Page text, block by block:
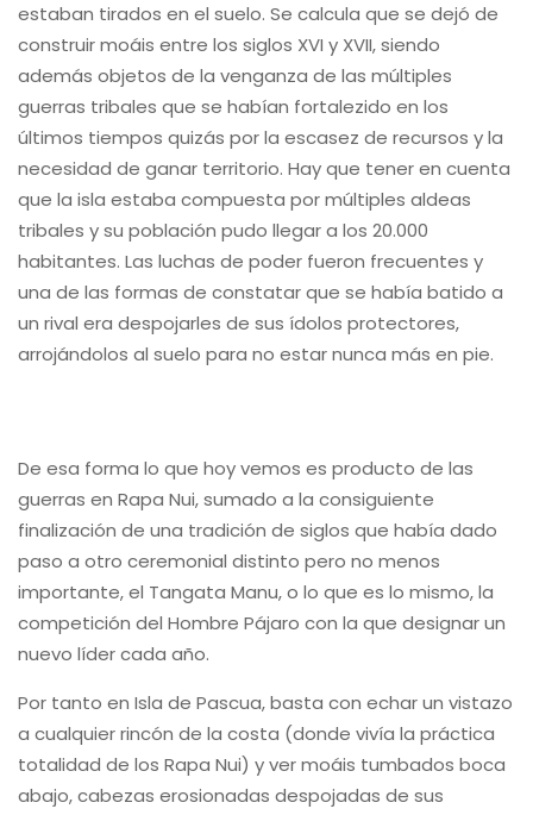
estaban tirados en el suelo. Se calcula que se dejó de
construir moáis entre los siglos XVI y XVII, siendo
además objetos de la venganza de las múltiples
guerras tribales que se habían fortalezido en los
últimos tiempos quizás por la escasez de recursos y la
necesidad de ganar territorio. Hay que tener en cuenta
que la isla estaba compuesta por múltiples aldeas
tribales y su población pudo llegar a los 20.000
habitantes. Las luchas de poder fueron frecuentes y
una de las formas de constatar que se había batido a
un rival era despojarles de sus ídolos protectores,
arrojándolos al suelo para no estar nunca más en pie.
De esa forma lo que hoy vemos es producto de las
guerras en Rapa Nui, sumado a la consiguiente
finalización de una tradición de siglos que había dado
paso a otro ceremonial distinto pero no menos
importante, el Tangata Manu, o lo que es lo mismo, la
competición del Hombre Pájaro con la que designar un
nuevo líder cada año.
Por tanto en Isla de Pascua, basta con echar un vistazo
a cualquier rincón de la costa (donde vivía la práctica
totalidad de los Rapa Nui) y ver moáis tumbados boca
abajo, cabezas erosionadas despojadas de sus